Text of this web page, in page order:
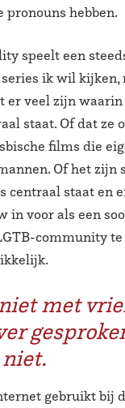
pronouns hebben.
speelt een
ik wil kijken,
er veel zijn
staat. Of dat ze
films die
Of het zijn
centraal staat en
in voor als een
community te
met
gebruikt bij